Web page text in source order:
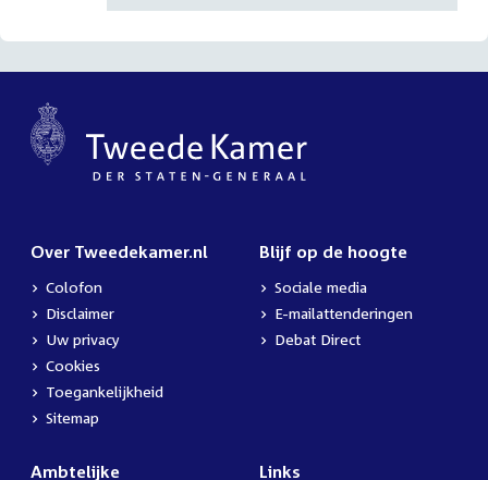
Over Tweedekamer.nl
Colofon
Disclaimer
Uw privacy
Cookies
Toegankelijkheid
Sitemap
Blijf op de hoogte
Sociale media
E-mailattenderingen
Debat Direct
Ambtelijke Links